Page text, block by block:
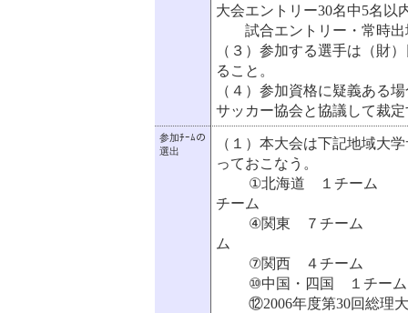
大会エントリー30名中5名以
試合エントリー・常時出
（３）参加する選手は（財
ること。
（４）参加資格に疑義ある
サッカー協会と協議して裁
参加ﾁｰﾑの
選出
（１）本大会は下記地域大
っておこなう。
①北海道 １チーム ②
チーム
④関東 ７チーム ⑤
ム
⑦関西 ４チーム ⑧
⑩中国・四国 １チー
⑫2006年度第30回総理大